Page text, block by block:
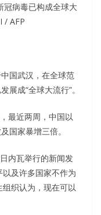
冠病毒已构成全球大
/ AFP
国武汉，在全球范
展成“全球大流行”。
最近两周，中国以
国家暴增三倍。
内瓦举行的新闻发
及许多国家不作为
织认为，现在可以